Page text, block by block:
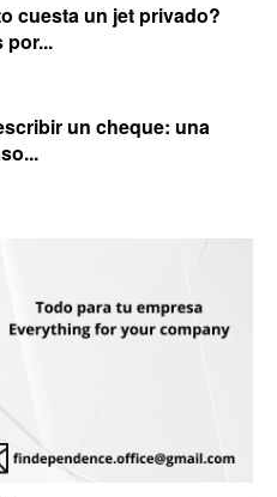
cuesta un jet privado?
por...
un cheque: una